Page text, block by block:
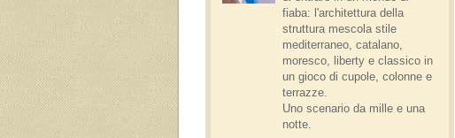
fiaba: l'architettura della
struttura mescola stile
mediterraneo, catalano,
moresco, liberty e classico in
un gioco di cupole, colonne e
terrazze.
Uno scenario da mille e una
notte.